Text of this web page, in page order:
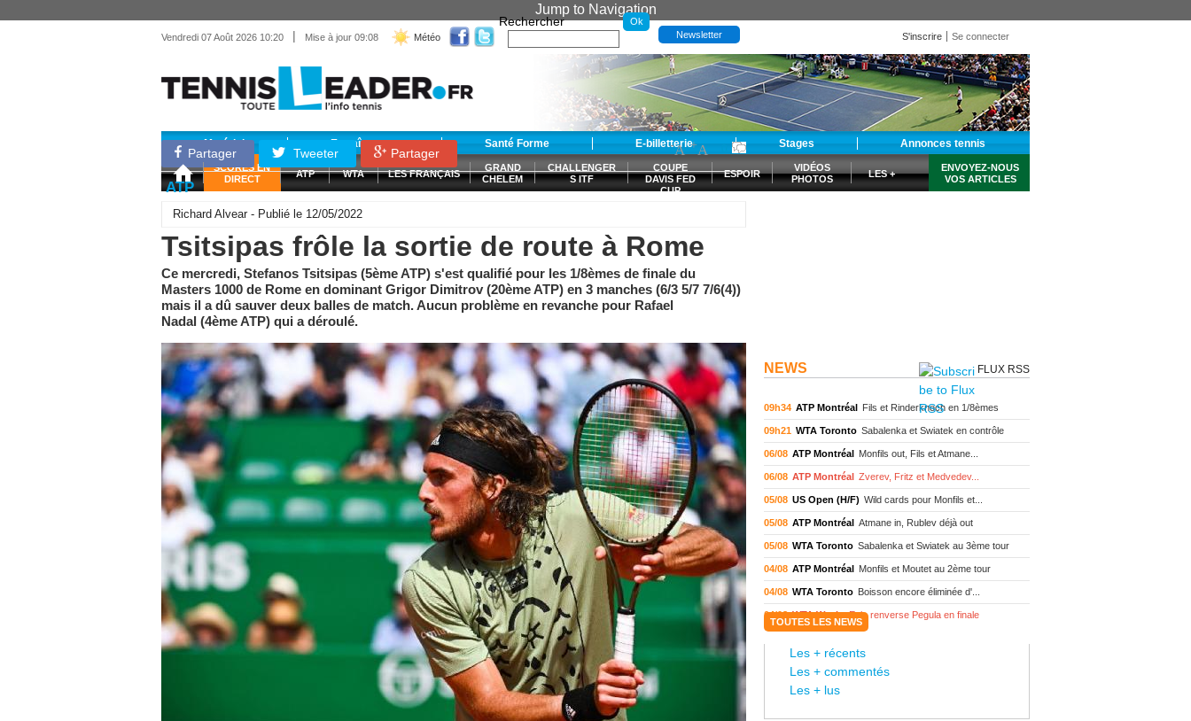
Jump to Navigation
Vendredi 07 Août 2026 10:20 | Mise à jour 09:08 Météo
Rechercher
Newsletter S'inscrire Se connecter
Matériel Entraînement Santé Forme E-billetterie Stages Annonces tennis
SCORES EN
DIRECT
ATP WTA LES FRANÇAIS
GRAND
CHELEM
CHALLENGER
S ITF
COUPE
DAVIS FED
CUP
ESPOIR
VIDÉOS
PHOTOS
LES +
ENVOYEZ-NOUS
VOS ARTICLES
Partager Tweeter Partager
-A +A
ATP
Richard Alvear - Publié le 12/05/2022
Tsitsipas frôle la sortie de route à Rome
Ce mercredi, Stefanos Tsitsipas (5ème ATP) s'est qualifié pour les 1/8èmes de finale du
Masters 1000 de Rome en dominant Grigor Dimitrov (20ème ATP) en 3 manches (6/3 5/7 7/6(4))
mais il a dû sauver deux balles de match. Aucun problème en revanche pour Rafael
Nadal (4ème ATP) qui a déroulé.
NEWS FLUX RSS
09h34 ATP Montréal Fils et Rinderknech en 1/8èmes
09h21 WTA Toronto Sabalenka et Swiatek en contrôle
06/08 ATP Montréal Monfils out, Fils et Atmane...
06/08 ATP Montréal Zverev, Fritz et Medvedev...
05/08 US Open (H/F) Wild cards pour Monfils et...
05/08 ATP Montréal Atmane in, Rublev déjà out
05/08 WTA Toronto Sabalenka et Swiatek au 3ème tour
04/08 ATP Montréal Monfils et Moutet au 2ème tour
04/08 WTA Toronto Boisson encore éliminée d'...
04/08 WTA Wash. Eala renverse Pegula en finale
WTA Memphis Liutova, 16 ans et déjà titrée
ATP Wash.
TOUTES LES NEWS
Les + récents
Les + commentés
Les + lus